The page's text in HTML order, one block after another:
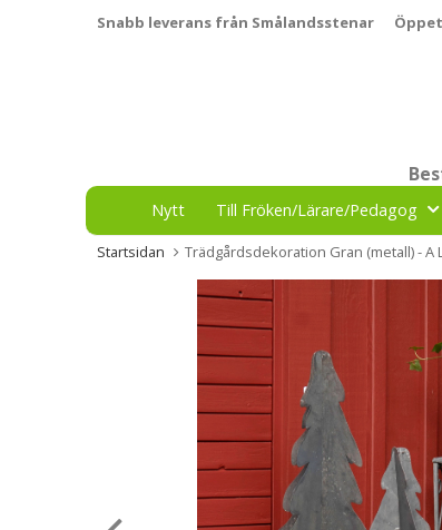
Snabb leverans från Smålandsstenar
Nytt Till Fröken/Lärare/Pedagog
Startsidan Trädgårdsdekoration Gran (metall) - A